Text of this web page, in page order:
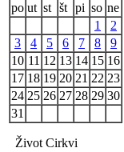
po ut st št pi so ne
1
2
3
4 5 6 7 8
9
10 11 12 13 14 15 16
17 18 19 20 21 22 23
24 25 26 27 28 29 30
31
Život Cirkvi